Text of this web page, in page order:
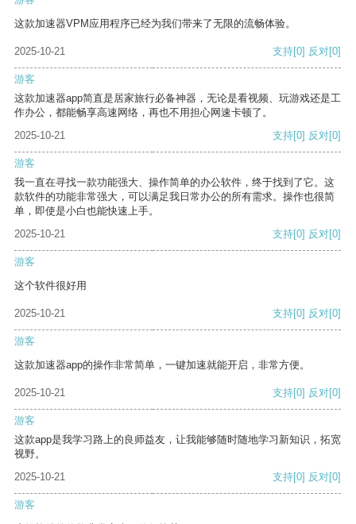
这款加速器VPM应用程序已经为我们带来了无限的流畅体验。
2025-10-21 支持[0] 反对[0]
游客
这款加速器app简直是居家旅行必备神器，无论是看视频、玩游戏还是工
作办公，都能畅享高速网络，再也不用担心网速卡顿了。
2025-10-21
支持[0] 反对[0]
游客
我一直在寻找一款功能强大、操作简单的办公软件，终于找到了它。这
款软件的功能非常强大，可以满足我日常办公的所有需求。操作也很简
单，即使是小白也能快速上手。
2025-10-21
支持[0] 反对[0]
游客
这个软件很好用
2025-10-21 支持[0] 反对[0]
游客
这款加速器app的操作非常简单，一键加速就能开启，非常方便。
2025-10-21 支持[0] 反对[0]
游客
这款app是我学习路上的良师益友，让我能够随时随地学习新知识，拓宽
视野。
2025-10-21
支持[0] 反对[0]
游客